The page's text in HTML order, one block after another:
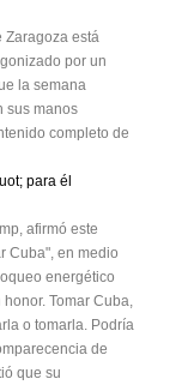
Zaragoza está
por un
la semana
sus manos
completo de
para él
afirmó este
Cuba", en medio
energético
Tomar Cuba,
o tomarla. Podría
de
que su